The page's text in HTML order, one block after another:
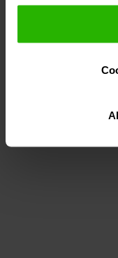
Als je op
toestemming om
gepersonaliseerde
Lees hier meer
Via "Cookie